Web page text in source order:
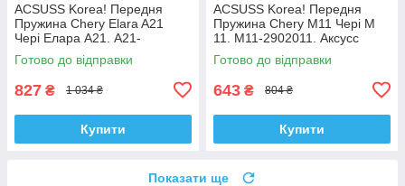
ACSUSS Korea! Передня
Пружина Chery Elara A21
Чері Елара А21. A21-
2902011AC. Аксусс Корея
Готово до відправки
827 ₴ 1 034 ₴
Купити
ACSUSS Korea! Передня
Пружина Chery M11 Чері М
11. M11-2902011. Аксусс
Корея
Готово до відправки
643 ₴ 804 ₴
Купити
Показати ще